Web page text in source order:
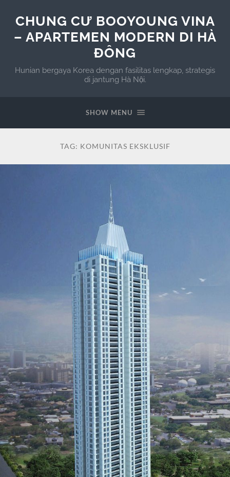
CHUNG CƯ BOOYOUNG VINA
– APARTEMEN MODERN DI HÀ
ĐÔNG
Hunian bergaya Korea dengan fasilitas lengkap, strategis
di jantung Hà Nội.
SHOW MENU
TAG: KOMUNITAS EKSKLUSIF